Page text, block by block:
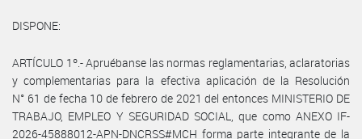
DISPONE:
ARTÍCULO 1º.- Apruébanse las normas reglamentarias, aclaratorias
y complementarias para la efectiva aplicación de la Resolución
N° 61 de fecha 10 de febrero de 2021 del entonces MINISTERIO DE
TRABAJO, EMPLEO Y SEGURIDAD SOCIAL, que como ANEXO IF-
2026-45888012-APN-DNCRSS#MCH forma parte integrante de la